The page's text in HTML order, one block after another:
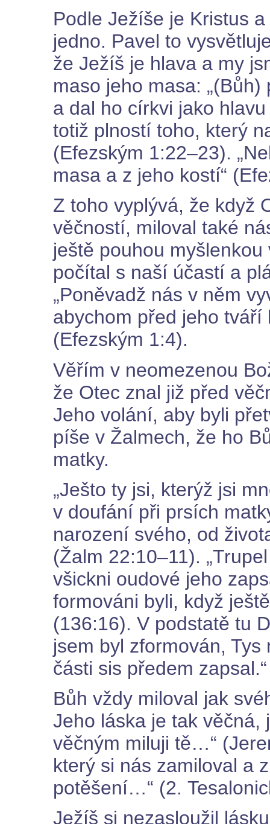
Podle Ježíše je Kristus
jedno. Pavel to
že Ježíš je hlava a my
maso jeho masa:
a dal ho církvi jako
totiž plností toho, který
(Efezským 1:22–23).
masa a z jeho kostí“
Z toho vyplývá, že když
věčností, miloval také
ještě pouhou
počítal s naší účastí a
„Poněvadž nás v něm
abychom před jeho tváří
(Efezským 1:4).
Věřím v neomezenou
že Otec znal již před
Jeho volání, aby byli
píše v Žalmech, že ho
matky.
„Ješto ty jsi, kterýž jsi
v doufání při prsích
narození svého, od
(Žalm 22:10–11).
všickni oudové jeho
formováni byli, když
(136:16). V podstatě tu
jsem byl zformován,
části sis předem zapsal.“
Bůh vždy miloval jak
Jeho láska je tak
věčným miluji tě…“
který si nás zamiloval a
potěšení…“ (2.
Ježíš si nezasloužil